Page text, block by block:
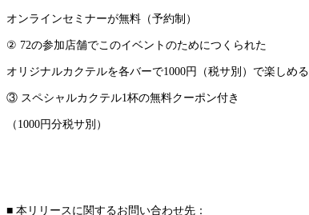
オンラインセミナーが無料（予約制）
② 72の参加店舗でこのイベントのためにつくられた
オリジナルカクテルを各バーで1000円（税サ別）で楽しめる
③ スペシャルカクテル1杯の無料クーポン付き
（1000円分税サ別）
■ 本リリースに関するお問い合わせ先：